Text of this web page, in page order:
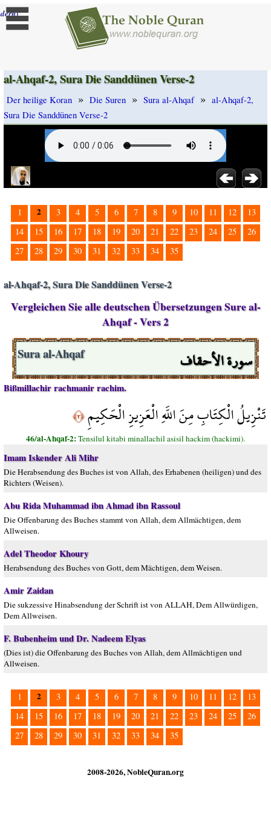
]
al-Ahqaf-2, Sura Die Sanddünen Verse-2
Der heilige Koran » Die Suren » Sura al-Ahqaf » al-Ahqaf-2,
Sura Die Sanddünen Verse-2
1 2 3 4 5 6 7 8 9 10 11 12
13
14
15 16 17 18 19 20 21 22 23 24 25
26
27
28 29 30 31 32 33 34 35
al-Ahqaf-2, Sura Die Sanddünen Verse-2
Vergleichen Sie alle deutschen Übersetzungen Sure al-
Ahqaf - Vers 2
سورة الأحقاف Sura al-Ahqaf
Bißmillachir rachmanir rachim.
تَنْزِيلُ الْكِتَابِ مِنَ اللَّهِ الْعَزِيزِ الْحَكِيمِ﴿٢﴾
46/al-Ahqaf-2:Tensilul kitabi minallachil asisil hackim (hackimi).
Imam Iskender Ali Mihr
Die Herabsendung des Buches ist von Allah, des Erhabenen (heiligen) und des
Richters (Weisen).
Abu Rida Muhammad ibn Ahmad ibn Rassoul
Die Offenbarung des Buches stammt von Allah, dem Allmächtigen, dem
Allweisen.
Adel Theodor Khoury
Herabsendung des Buches von Gott, dem Mächtigen, dem Weisen.
Amir Zaidan
Die sukzessive Hinabsendung der Schrift ist von ALLAH, Dem Allwürdigen,
Dem Allweisen.
F. Bubenheim und Dr. Nadeem Elyas
(Dies ist) die Offenbarung des Buches von Allah, dem Allmächtigen und
Allweisen.
1 2 3 4 5 6 7 8 9 10 11 12
13
14
15 16 17 18 19 20 21 22 23 24 25
26
27
28 29 30 31 32 33 34 35
2008-2026, NobleQuran.org